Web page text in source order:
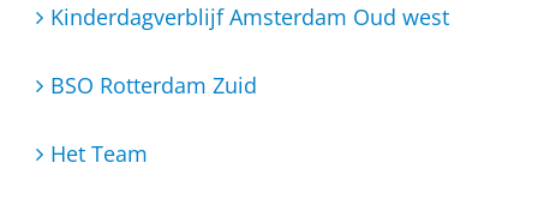
Kinderdagverblijf Amsterdam Oud west
BSO Rotterdam Zuid
Het Team